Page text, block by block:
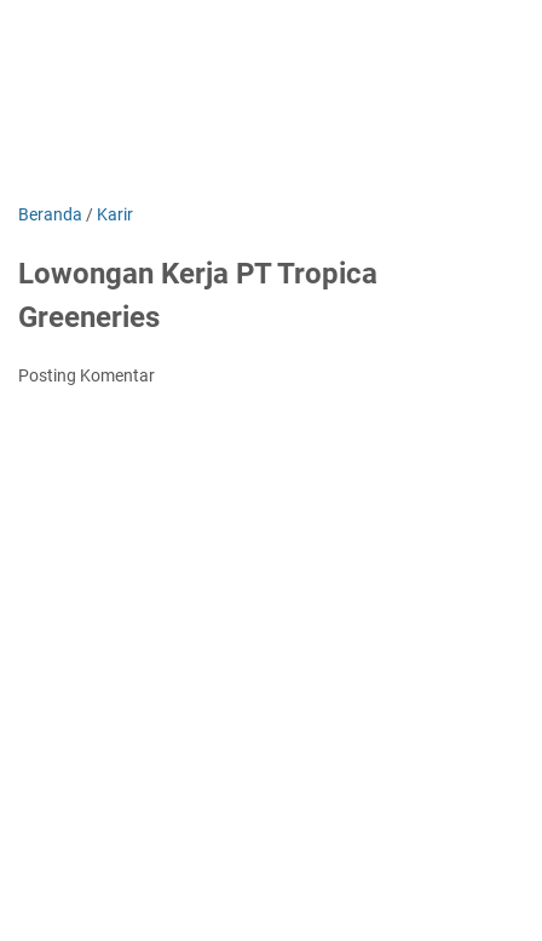
Beranda / Karir
Lowongan Kerja PT Tropica
Greeneries
Posting Komentar